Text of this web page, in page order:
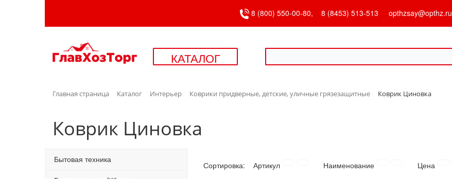
8 (800) 550-00-80, 8 (8453) 513-513 opthzsay@opthz.ru
КАТАЛОГ
Главная страница Каталог Интерьер Коврики придверные, детские, уличные грязезащитные Коврик Циновка
Коврик Циновка
Бытовая техника
Сортировка: Артикул Наименование Цена